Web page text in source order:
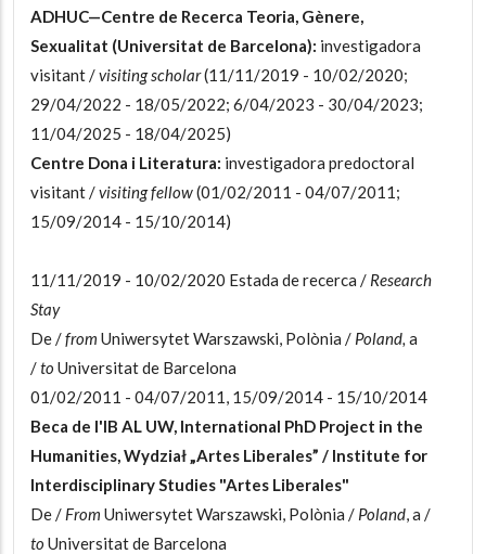
ADHUC—Centre de Recerca Teoria, Gènere,
Sexualitat (Universitat de Barcelona): investigadora
visitant /visiting scholar(11/11/2019 - 10/02/2020;
29/04/2022 - 18/05/2022; 6/04/2023 - 30/04/2023;
11/04/2025 - 18/04/2025)
Centre Dona i Literatura: investigadora predoctoral
visitant /visiting fellow(01/02/2011 - 04/07/2011;
15/09/2014 - 15/10/2014)
11/11/2019 - 10/02/2020 Estada de recerca / Research
Stay
De /from Uniwersytet Warszawski, Polònia / Poland, a
/to Universitat de Barcelona
01/02/2011 - 04/07/2011, 15/09/2014 - 15/10/2014
Beca de l'IB AL UW, International PhD Project in the
Humanities, Wydział „Artes Liberales” / Institute for
Interdisciplinary Studies "Artes Liberales"
De / From Uniwersytet Warszawski, Polònia / Poland , a /
to Universitat de Barcelona